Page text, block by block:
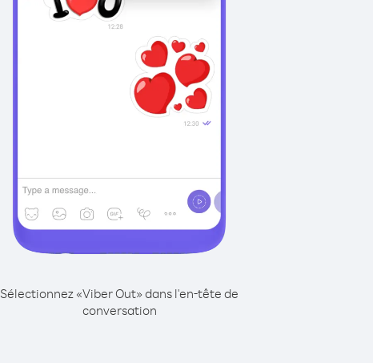
Sélectionnez «Viber Out» dans l'en-tête de
conversation